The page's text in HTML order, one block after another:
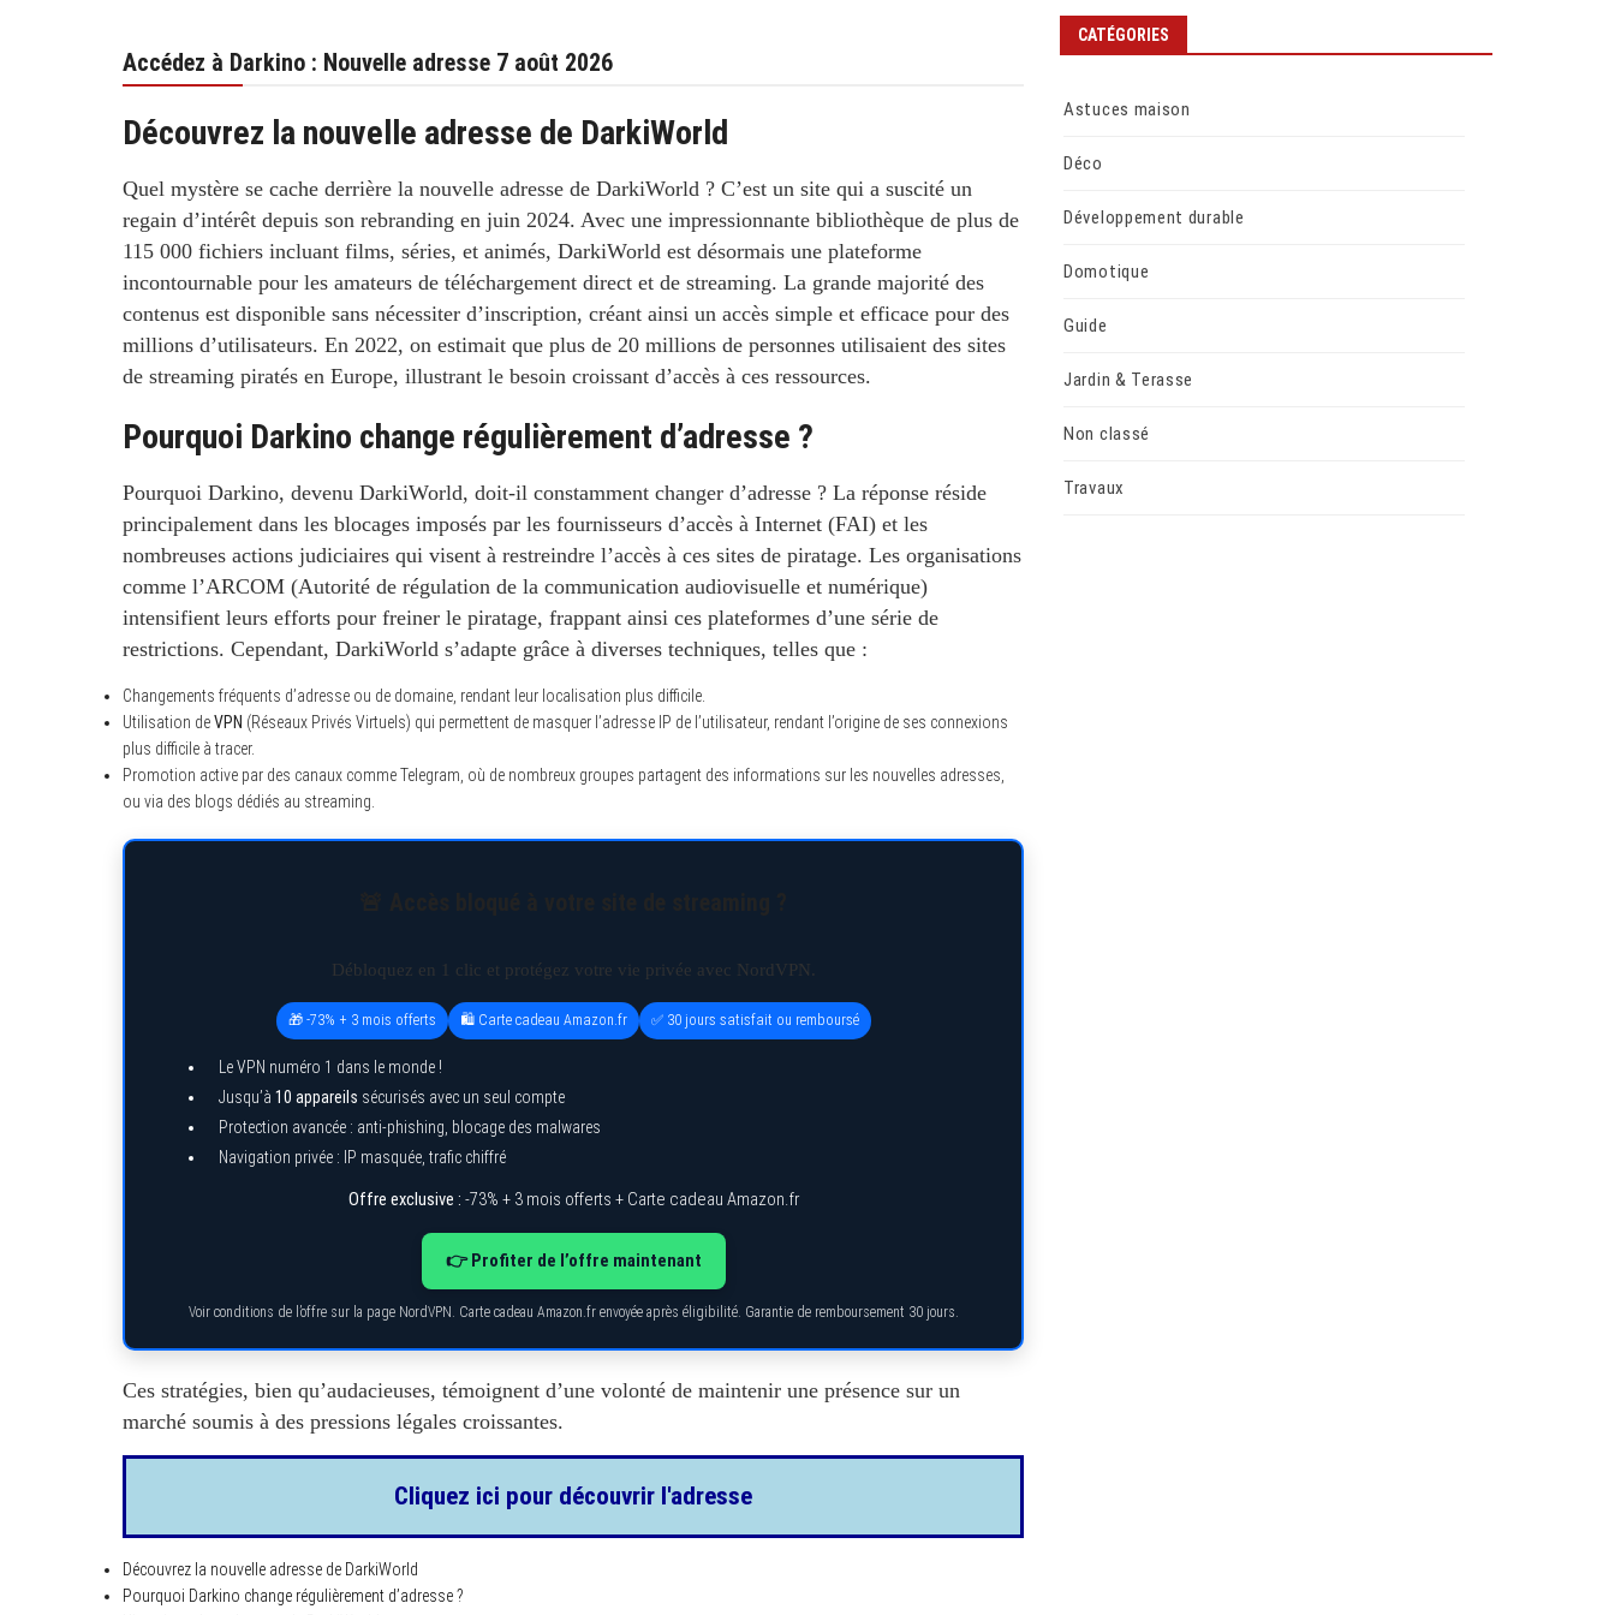
Accédez à Darkino : Nouvelle adresse 7 août 2026
Découvrez la nouvelle adresse de DarkiWorld
Quel mystère se cache derrière la nouvelle adresse de DarkiWorld ? C’est un site qui a suscité un
regain d’intérêt depuis son rebranding en juin 2024. Avec une impressionnante bibliothèque de plus de
115 000 fichiers incluant films, séries, et animés, DarkiWorld est désormais une plateforme
incontournable pour les amateurs de téléchargement direct et de streaming. La grande majorité des
contenus est disponible sans nécessiter d’inscription, créant ainsi un accès simple et efficace pour des
millions d’utilisateurs. En 2022, on estimait que plus de 20 millions de personnes utilisaient des sites
de streaming piratés en Europe, illustrant le besoin croissant d’accès à ces ressources.
Pourquoi Darkino change régulièrement d’adresse ?
Pourquoi Darkino, devenu DarkiWorld, doit-il constamment changer d’adresse ? La réponse réside
principalement dans les blocages imposés par les fournisseurs d’accès à Internet (FAI) et les
nombreuses actions judiciaires qui visent à restreindre l’accès à ces sites de piratage. Les organisations
comme l’ARCOM (Autorité de régulation de la communication audiovisuelle et numérique)
intensifient leurs efforts pour freiner le piratage, frappant ainsi ces plateformes d’une série de
restrictions. Cependant, DarkiWorld s’adapte grâce à diverses techniques, telles que :
Changements fréquents d’adresse ou de domaine, rendant leur localisation plus difficile.
Utilisation deVPN (Réseaux Privés Virtuels) qui permettent de masquer l’adresse IP de l’utilisateur, rendant l’origine de ses connexions
plus difficile à tracer.
Promotion active par des canaux comme Telegram, où de nombreux groupes partagent des informations sur les nouvelles adresses,
ou via des blogs dédiés au streaming.
Débloquez en 1 clic et protégez votre vie privée avec NordVPN.
🎁 -73% + 3 mois offerts 🛍️ Carte cadeau Amazon.fr ✅ 30 jours satisfait ou remboursé
Le VPN numéro 1 dans le monde !
Jusqu’à 10 appareils sécurisés avec un seul compte
Protection avancée : anti-phishing, blocage des malwares
Navigation privée : IP masquée, trafic chiffré
Offre exclusive : -73% + 3 mois offerts + Carte cadeau Amazon.fr
👉 Profiter de l’offre maintenant
Voir conditions de l’offre sur la page NordVPN. Carte cadeau Amazon.fr envoyée après éligibilité. Garantie de remboursement 30 jours.
Ces stratégies, bien qu’audacieuses, témoignent d’une volonté de maintenir une présence sur un
marché soumis à des pressions légales croissantes.
Cliquez ici pour découvrir l'adresse
Découvrez la nouvelle adresse de DarkiWorld
Pourquoi Darkino change régulièrement d’adresse ?
CATÉGORIES
Astuces maison
Déco
Développement durable
Domotique
Guide
Jardin & Terasse
Non classé
Travaux